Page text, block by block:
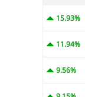
15.93%
11.94%
9.56%